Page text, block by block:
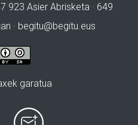
923 Asier Abrisketa · 649
· begitu@begitu.eus
garatua